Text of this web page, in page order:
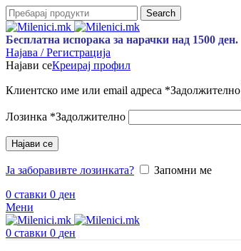
Search
Бесплатна испорака за нарачки над 1500 ден.
Најава / Регистрација
Најави сеКреирај профил
Клиентско име или email адреса *Задолжително
Лозинка *Задолжително
Најави се
Ја заборавивте лозинката?
Запомни ме
0 ставки 0 ден
Мени
0 ставки 0 ден